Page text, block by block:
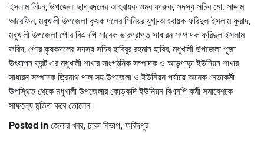
ইসলাম লিটন, উপজেলা ছাত্রদলের আহবায়ক ওমর ফারুক, সদস্য সচিব মো. সাদ্দাম
আরেফিন, মধুখালী উপজেলা কৃষক দলের সিনিয়র যুগ্ম-আহবায়ক ফরিদুল ইসলাম ফুরাদ,
মধুখালী উপজেলা পৌর বিএনপি সাবেক ভারপ্রাপ্ত সাধারন সম্পাদক ফরিদুল ইসলাম
ফরিদ, পৌর কৃষকদলের সদস্য সচিব হাবিবুর রহমান হাবিব, মধুখালী উপজেলা পূজা
উৎযাপন ফ্রন্ট এর মধুখালী শাখার সাংগঠনিক সম্পাদক ও আড়পাড়া ইউনিয়ন শাখার
সাধারন সম্পাদক ত্রিনাথ পাল সহ উপজেলা ও ইউনিয়ন পর্যায়ে অনেক নেতাকর্মী
উপস্থিত থেকে মধুখালী উপজেলার কোড়কদি ইউনিয়ন বিএনপি কর্মী সমাবেশকে
সাফল্যে মন্ডিত করে তোলেন।
Posted in জেলার খবর, ঢাকা বিভাগ, ফরিদপুর